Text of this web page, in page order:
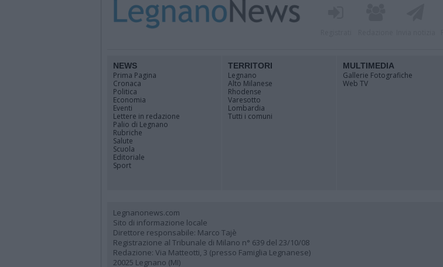
NEWS
Prima Pagina
Cronaca
Politica
Economia
Eventi
Lettere in redazione
Palio di Legnano
Rubriche
Salute
Scuola
Editoriale
Sport
TERRITORI
Legnano
Alto Milanese
Rhodense
Varesotto
Lombardia
Tutti i comuni
MULTIMEDIA
Gallerie Fotografiche
Web TV
Legnanonews.com
Sito di informazione locale
Direttore responsabile: Marco Tajè
Registrazione al Tribunale di Milano n° 639 del 23/10/08
Redazione: Via Matteotti, 3 (presso Famiglia Legnanese)
20025 Legnano (MI)